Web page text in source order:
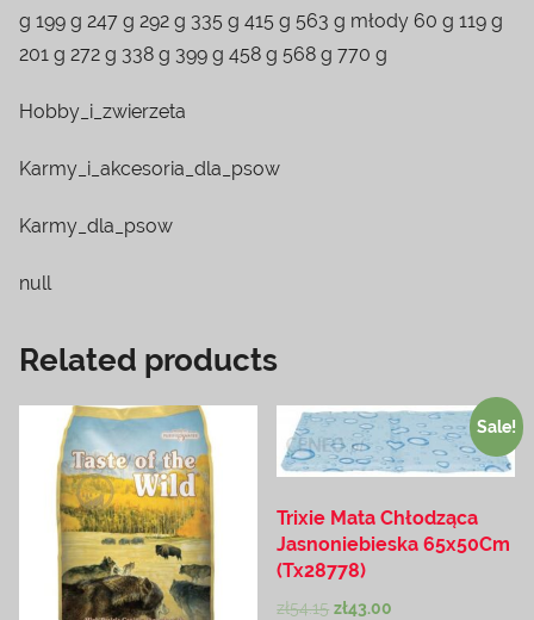
g 199 g 247 g 292 g 335 g 415 g 563 g młody 60 g 119 g
201 g 272 g 338 g 399 g 458 g 568 g 770 g
Hobby_i_zwierzeta
Karmy_i_akcesoria_dla_psow
Karmy_dla_psow
null
Related products
Sale!
Trixie Mata Chłodząca
Jasnoniebieska 65x50Cm
(Tx28778)
zł54.15 zł43.00